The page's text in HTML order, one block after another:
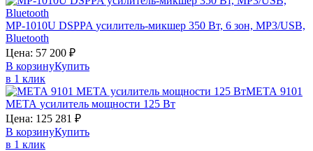
MP-1010U DSPPA усилитель-микшер 350 Вт, 6 зон, MP3/USB,
Bluetooth
Цена: 57 200 ₽
В корзинуКупить
в 1 клик
МЕТА 9101
МЕТА усилитель мощности 125 Вт
Цена: 125 281 ₽
В корзинуКупить
в 1 клик